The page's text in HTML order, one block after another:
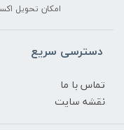
امکان تحویل
دسترسی سریع
تماس با ما
نقشه سایت